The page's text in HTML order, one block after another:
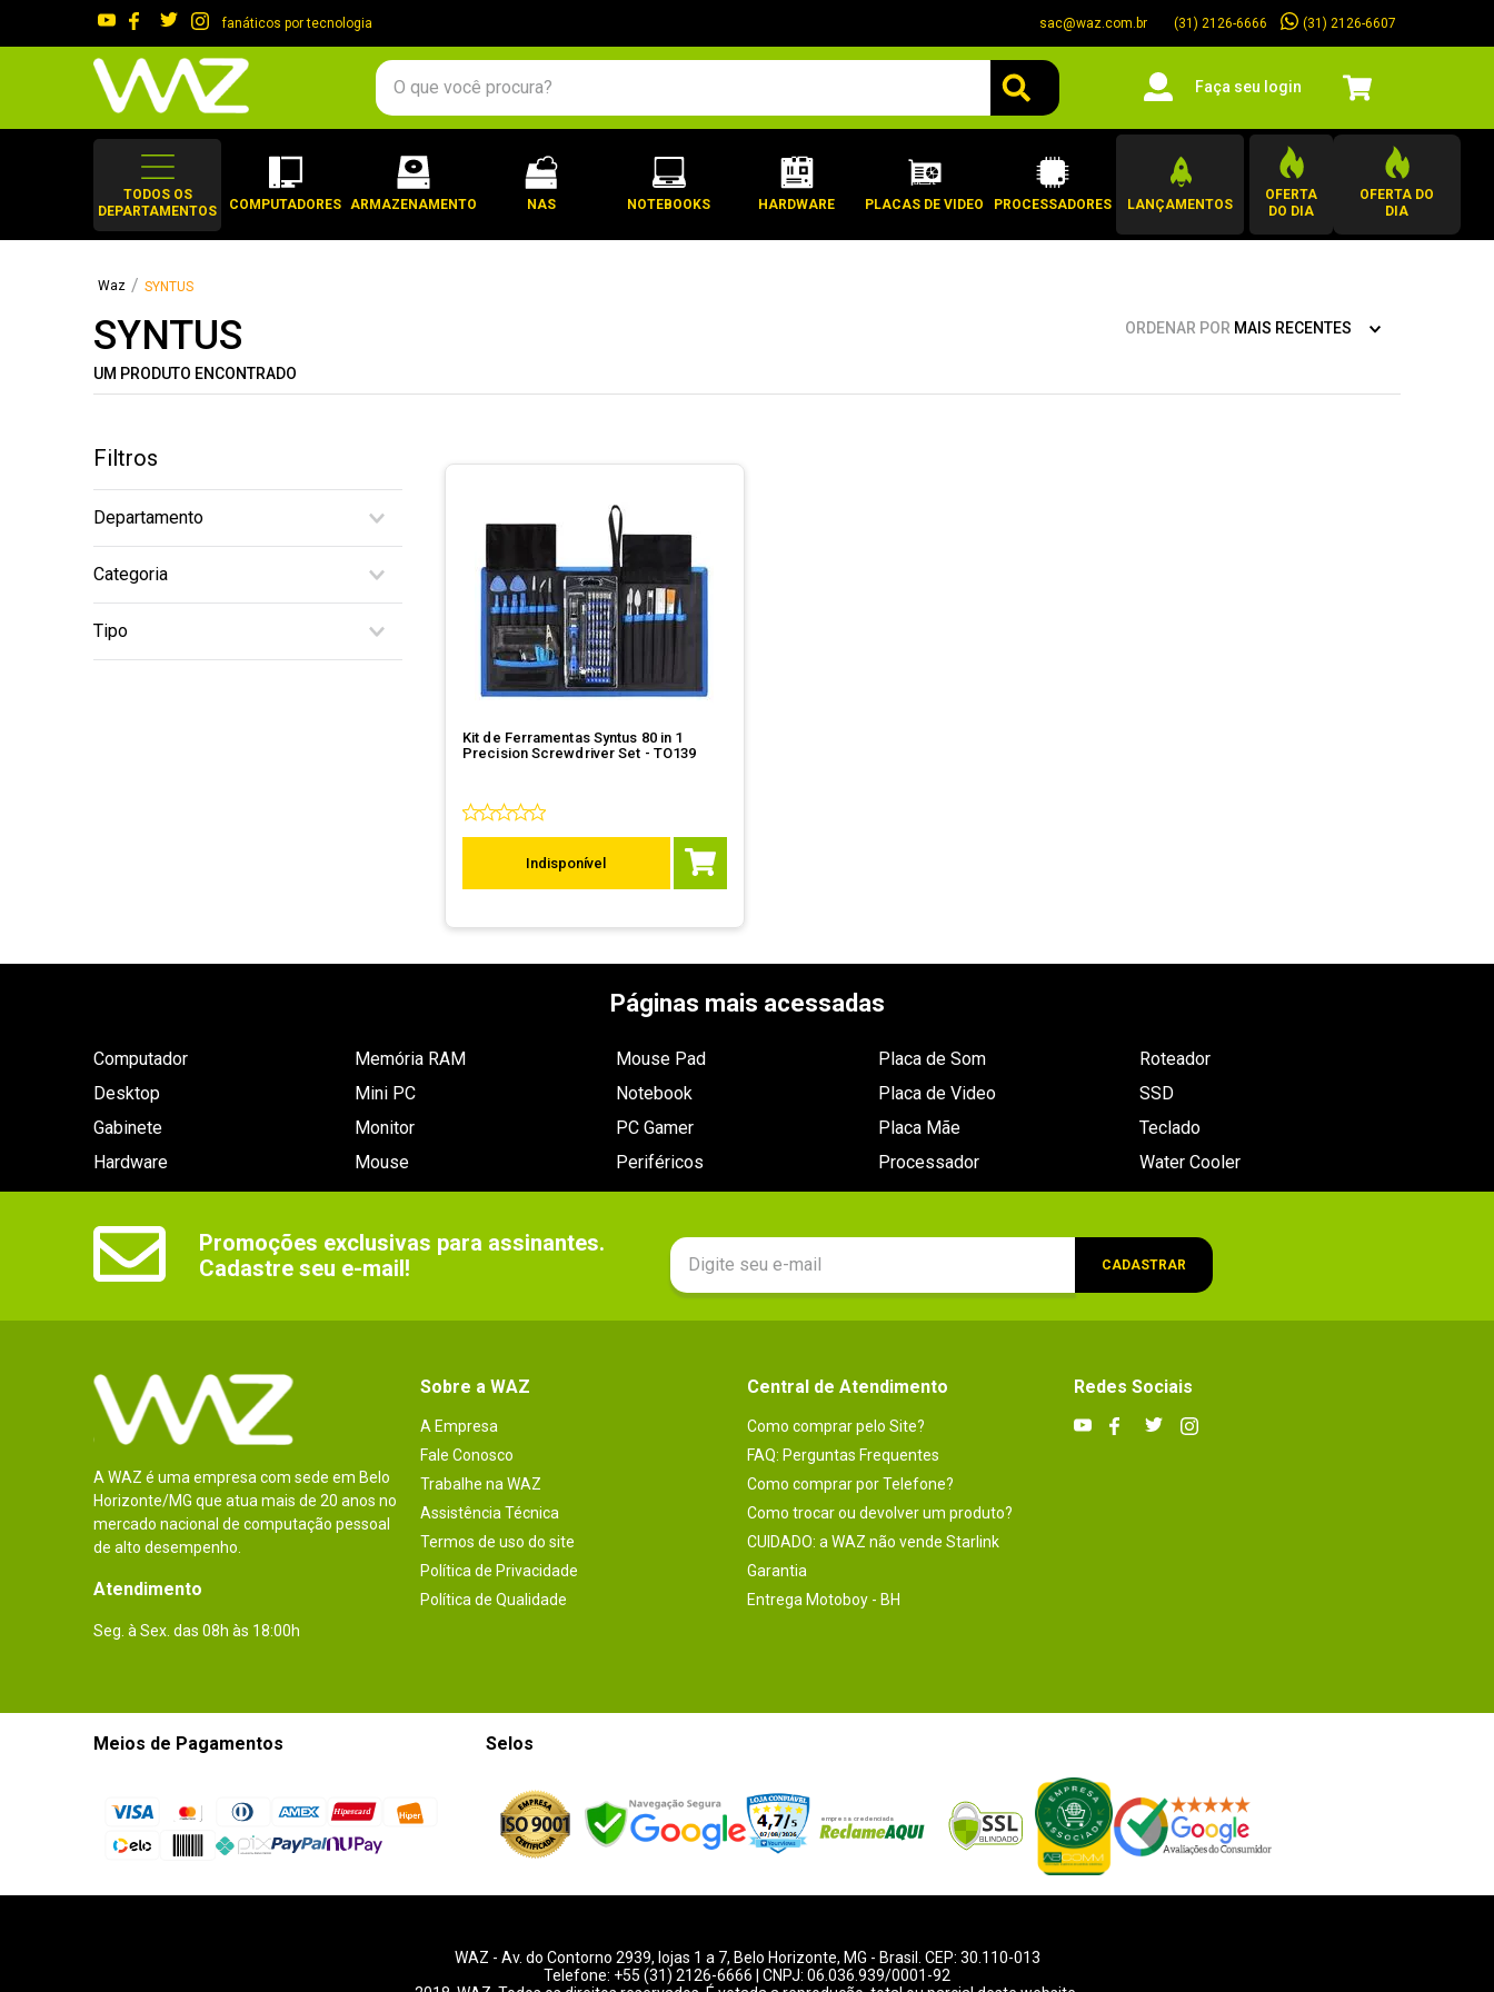
fanáticos por tecnologia sac@waz.com.br (31) 2126-6666 (31) 2126-6607
O que você procura?
Faça seu login
TODOS OS
DEPARTAMENTOS
COMPUTADORES ARMAZENAMENTO NAS NOTEBOOKS HARDWARE PLACAS DE VIDEO PROCESSADORES LANÇAMENTOS
OFERTA
DO DIA
OFERTA DO
DIA
SYNTUS
SYNTUS
UM PRODUTO ENCONTRADO
ORDENAR POR MAIS RECENTES
Filtros
Departamento
Categoria
Tipo
Kit de Ferramentas Syntus 80 in 1
Precision Screwdriver Set - TO139
Indisponível
Páginas mais acessadas
Computador
Desktop
Gabinete
Hardware
Memória RAM
Mini PC
Monitor
Mouse
Mouse Pad
Notebook
PC Gamer
Periféricos
Placa de Som
Placa de Video
Placa Mãe
Processador
Roteador
SSD
Teclado
Water Cooler
Promoções exclusivas para assinantes.
Cadastre seu e-mail!
CADASTRAR
A WAZ é uma empresa com sede em Belo
Horizonte/MG que atua mais de 20 anos no
mercado nacional de computação pessoal
de alto desempenho.
Atendimento
Seg. à Sex. das 08h às 18:00h
Sobre a WAZ
A Empresa
Fale Conosco
Trabalhe na WAZ
Assistência Técnica
Termos de uso do site
Política de Privacidade
Política de Qualidade
Central de Atendimento
Como comprar pelo Site?
FAQ: Perguntas Frequentes
Como comprar por Telefone?
Como trocar ou devolver um produto?
CUIDADO: a WAZ não vende Starlink
Garantia
Entrega Motoboy - BH
Redes Sociais
Meios de Pagamentos Selos
WAZ - Av. do Contorno 2939, lojas 1 a 7, Belo Horizonte, MG - Brasil. CEP: 30.110-013
Telefone: +55 (31) 2126-6666 | CNPJ: 06.036.939/0001-92
gabinete
2º
keychron
9º
10